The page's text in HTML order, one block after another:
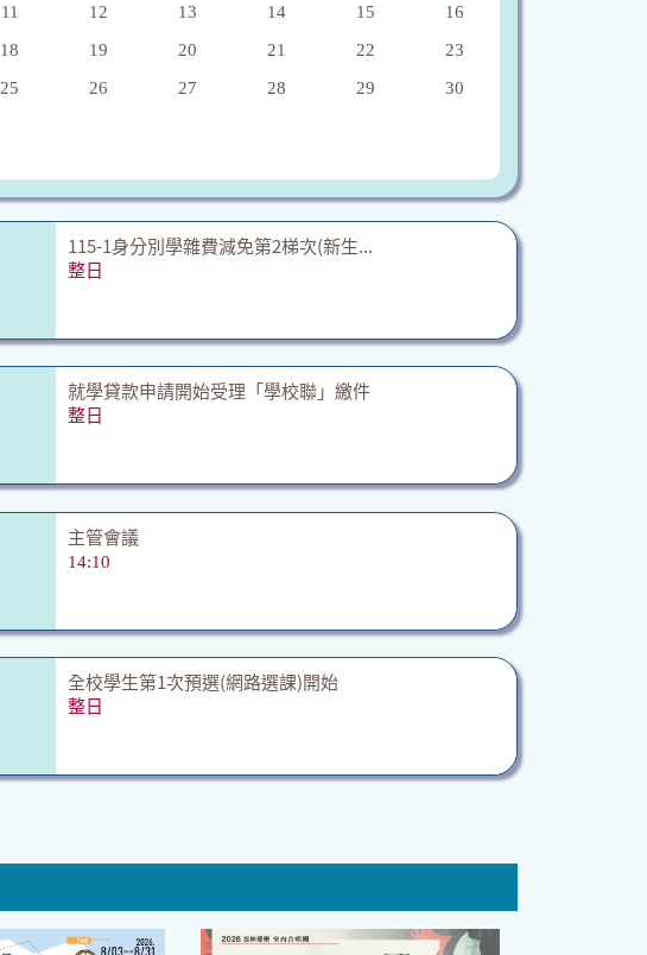
11 12 13 14 15
16
18 19 20 21 22
23
25 26 27 28 29
30
115-1身分別學雜費減免第2梯次(新生...
整日
就學貸款申請開始受理「學校聯」繳件
整日
主管會議
14:10
全校學生第1次預選(網路選課)開始
整日